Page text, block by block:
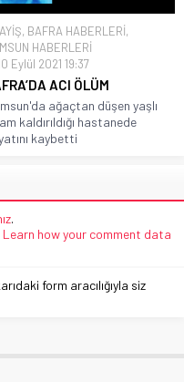
, BAFRA HABERLERİ,
HABERLERİ
Eylül 2021 19:37
ACI ÖLÜM
ağaçtan düşen yaşlı
kaldırıldığı hastanede
kaybetti
.
Learn how your comment data
form aracılığıyla siz